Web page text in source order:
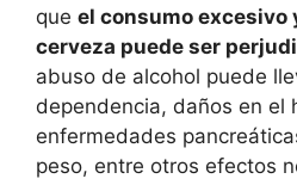
que el consumo excesivo
cerveza puede ser
abuso de alcohol puede
dependencia, daños en el
enfermedades
peso, entre otros efectos